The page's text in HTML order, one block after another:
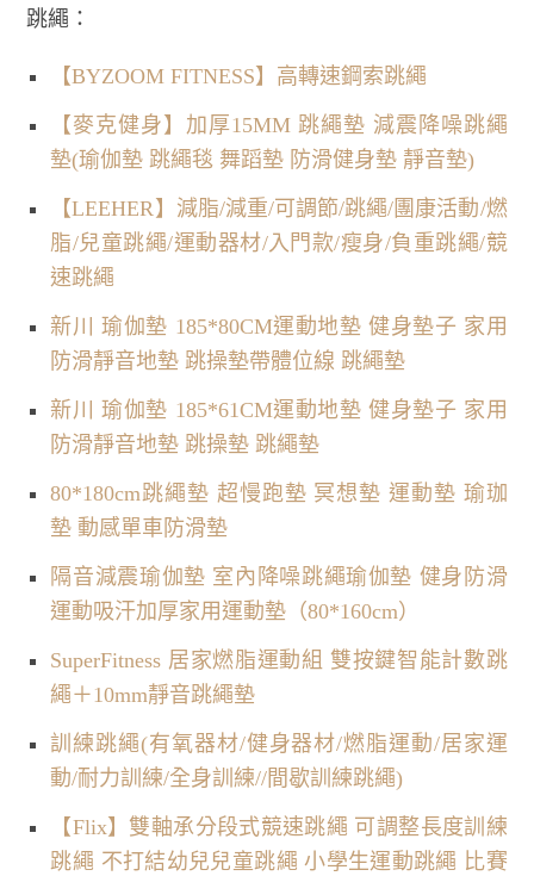
跳繩：
【BYZOOM FITNESS】高轉速鋼索跳繩
【麥克健身】加厚15MM 跳繩墊 減震降噪跳繩
墊(瑜伽墊 跳繩毯 舞蹈墊 防滑健身墊 靜音墊)
【LEEHER】減脂/減重/可調節/跳繩/團康活動/燃
脂/兒童跳繩/運動器材/入門款/瘦身/負重跳繩/競
速跳繩
新川 瑜伽墊 185*80CM運動地墊 健身墊子 家用
防滑靜音地墊 跳操墊帶體位線 跳繩墊
新川 瑜伽墊 185*61CM運動地墊 健身墊子 家用
防滑靜音地墊 跳操墊 跳繩墊
80*180cm跳繩墊 超慢跑墊 冥想墊 運動墊 瑜珈
墊 動感單車防滑墊
隔音減震瑜伽墊 室內降噪跳繩瑜伽墊 健身防滑
運動吸汗加厚家用運動墊（80*160cm）
SuperFitness 居家燃脂運動組 雙按鍵智能計數跳
繩＋10mm靜音跳繩墊
訓練跳繩(有氧器材/健身器材/燃脂運動/居家運
動/耐力訓練/全身訓練//間歇訓練跳繩)
【Flix】雙軸承分段式競速跳繩 可調整長度訓練
跳繩 不打結幼兒兒童跳繩 小學生運動跳繩 比賽